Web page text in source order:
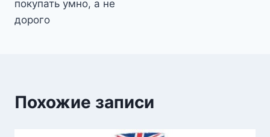
покупать умно, а не
дорого
Похожие записи